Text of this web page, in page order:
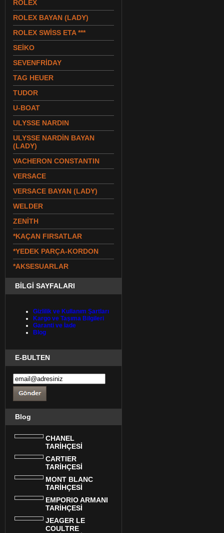
ROLEX
ROLEX BAYAN (LADY)
ROLEX SWİSS ETA ***
SEİKO
SEVENFRİDAY
TAG HEUER
TUDOR
U-BOAT
ULYSSE NARDIN
ULYSSE NARDİN BAYAN
(LADY)
VACHERON CONSTANTIN
VERSACE
VERSACE BAYAN (LADY)
WELDER
ZENİTH
*KAÇAN FIRSATLAR
*YEDEK PARÇA-KORDON
*AKSESUARLAR
BİLGİ SAYFALARI
Gizlilik ve Kullanım Şartları
Kargo ve Taşıma Bilgileri
Garanti ve İade
Blog
E-BULTEN
Blog
CHANEL
TARİHÇESİ
CARTIER
TARİHÇESİ
MONT BLANC
TARİHÇESİ
EMPORIO ARMANI
TARİHÇESİ
JEAGER LE
COULTRE